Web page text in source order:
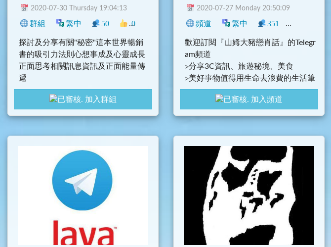
2020-07-30 Thursday 19:04:13
群組 繁中 50 0 中文圈 宗教 興趣
探討及分享有關"秘密"這本世界暢銷
書的吸引力法則心想事成及心靈成長
正面思考相關訊息資訊及正面能量傳
遞
秘密是一種心境
奇蹟是一種實證
零極限是一種Being必應的創造
秘密奇蹟零極限-一個超越WUJI的群
加入群組
2020-07-27 Monday 20:50:09
頻道 繁中 351
歡迎訂閱『山姆大豬戀肖話』的Telegr
am頻道
▹分享3C資訊、旅遊秘境、美食
▹美好事物值得用生命去浪費的生活筆
記
@UncleSamPig 加入頻道